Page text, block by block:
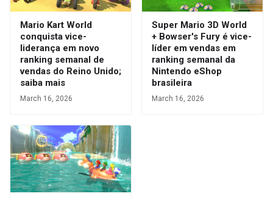
Mario Kart World
conquista vice-
liderança em novo
ranking semanal de
vendas do Reino Unido;
saiba mais
March 16, 2026
Super Mario 3D World
+ Bowser's Fury é vice-
líder em vendas em
ranking semanal da
Nintendo eShop
brasileira
March 16, 2026